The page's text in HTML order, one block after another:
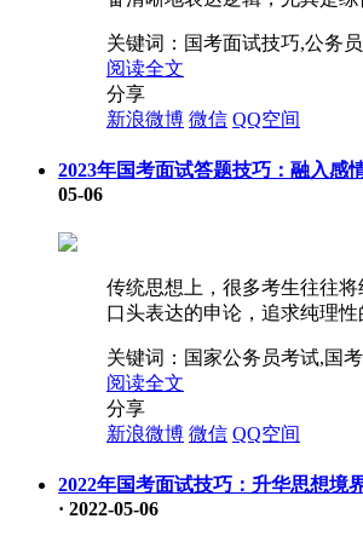
关键词： 国考面试技巧,公务
阅读全文
分享
新浪微博 微信 QQ空间
2023年国考面试答题技巧：融入感
05-06
传统思想上，很多考生往往
口头表达的申论，追求纯理
关键词： 国家公务员考试,国
阅读全文
分享
新浪微博 微信 QQ空间
2022年国考面试技巧：升华思想境
· 2022-05-06